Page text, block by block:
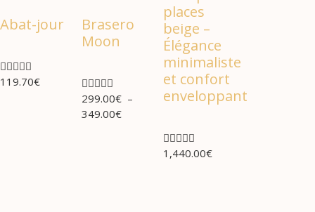
Abat-jour

119.70€
Brasero
Moon

299.00€ –
349.00€
places
beige –
Élégance
minimaliste
et confort
enveloppant

1,440.00€